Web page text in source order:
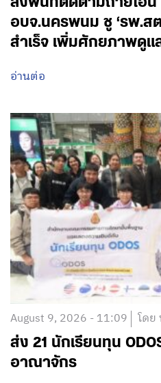
อบจ.นครพนม ชู ‘รพ.ส
สำเร็จ เพิ่มศักยภาพดู
อ่านต่อ
August 9, 2026 - 11:09 โดย
ส่ง 21 นักเรียนทุน
อาณาจักร